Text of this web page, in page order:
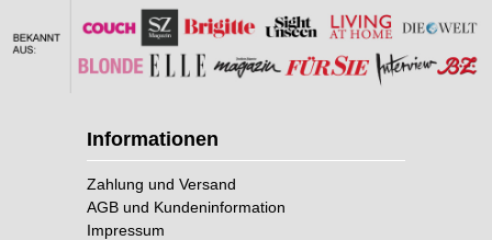
Informationen
Zahlung und Versand
AGB und Kundeninformation
Impressum